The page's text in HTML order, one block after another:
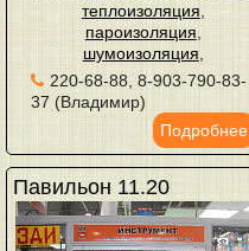
теплоизоляция
пароизоляция
шумоизоляция
220-68-88, 8-903-790-83-
37 (Владимир)
Подробнее
Павильон 11.20